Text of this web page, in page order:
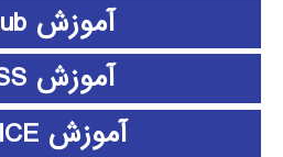
آموزش github
آموزش HFSS
آموزش HSPICE